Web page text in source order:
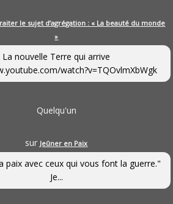
le sujet d’agrégation : « La beauté du monde
»
La nouvelle Terre qui arrive
watch?v=TQOvlmXbWgk
Quelqu'un
sur Jeûner en Paix
paix avec ceux qui vous font la guerre."
Je...